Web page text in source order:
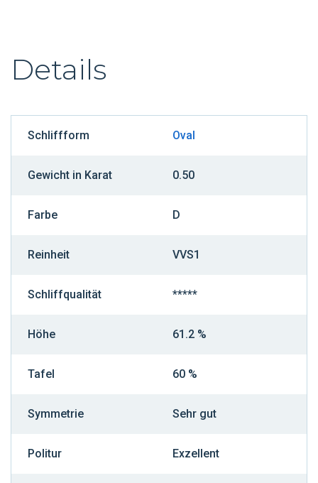
Details
Schliffform Oval
Gewicht in Karat 0.50
Farbe D
Reinheit VVS1
Schliffqualität *****
Höhe 61.2 %
Tafel 60 %
Symmetrie Sehr gut
Politur Exzellent